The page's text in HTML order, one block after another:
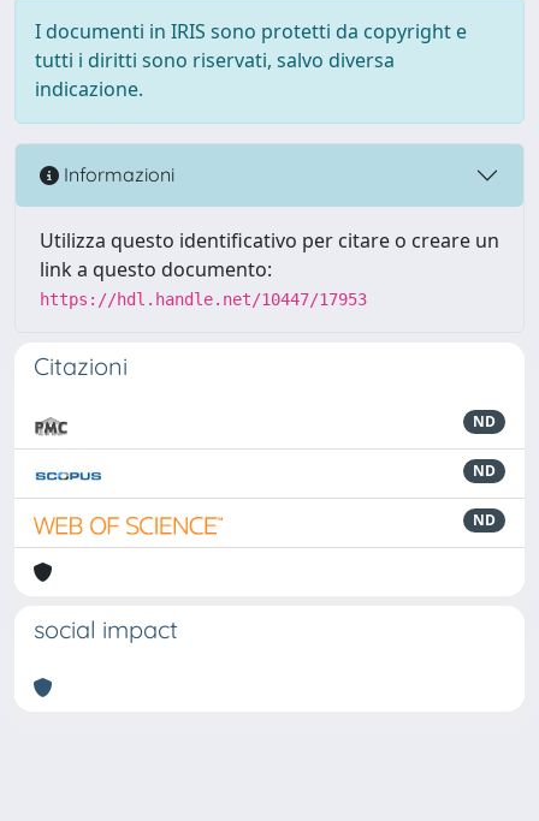
I documenti in IRIS sono protetti da copyright e
tutti i diritti sono riservati, salvo diversa
indicazione.
Informazioni
Utilizza questo identificativo per citare o creare un
link a questo documento:
https://hdl.handle.net/10447/17953
Citazioni
ND
ND
ND
social impact